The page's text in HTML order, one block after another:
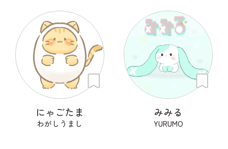
にゃごたま
わがしうまし
みみる
YURUMO